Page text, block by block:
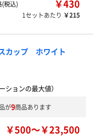
(税込) ￥430
1セットあたり ￥215
カップ ホワイト
ションの最大値）
が9商品あります
￥500～￥23,500